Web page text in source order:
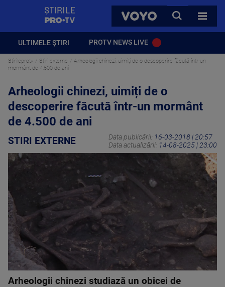
VOYO
CAUTA
TOATE
ULTIMELE ȘTIRI PROTV NEWS LIVE
Stirileprotv Stiri externe
Arheologii chinezi, uimiți de o descoperire făcută într-un
mormânt de 4.500 de ani
Arheologii chinezi, uimiți de o
descoperire făcută într-un mormânt
de 4.500 de ani
STIRI EXTERNE Data publicării: 16-03-2018 | 20:57
Data actualizării: 14-08-2025 | 23:00
Arheologii chinezi studiază un obicei de